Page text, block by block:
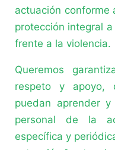
actuación conforme
protección integral
frente a la violencia.
Queremos
respeto y apoyo,
puedan aprender
personal de la
específica y